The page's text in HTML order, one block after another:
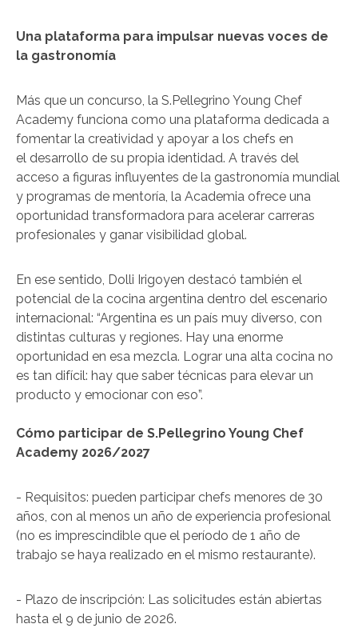
Una plataforma para impulsar nuevas voces de
la gastronomía
Más que un concurso, la S.Pellegrino Young Chef
Academy funciona como una plataforma dedicada a
fomentar la creatividad y apoyar a los chefs en
el desarrollo de su propia identidad. A través del
acceso a figuras influyentes de la gastronomía mundial
y programas de mentoría, la Academia ofrece una
oportunidad transformadora para acelerar carreras
profesionales y ganar visibilidad global.
En ese sentido, Dolli Irigoyen destacó también el
potencial de la cocina argentina dentro del escenario
internacional: “Argentina es un país muy diverso, con
distintas culturas y regiones. Hay una enorme
oportunidad en esa mezcla. Lograr una alta cocina no
es tan difícil: hay que saber técnicas para elevar un
producto y emocionar con eso”.
Cómo participar de S.Pellegrino Young Chef
Academy 2026/2027
- Requisitos: pueden participar chefs menores de 30
años, con al menos un año de experiencia profesional
(no es imprescindible que el período de 1 año de
trabajo se haya realizado en el mismo restaurante).
- Plazo de inscripción: Las solicitudes están abiertas
hasta el 9 de junio de 2026.